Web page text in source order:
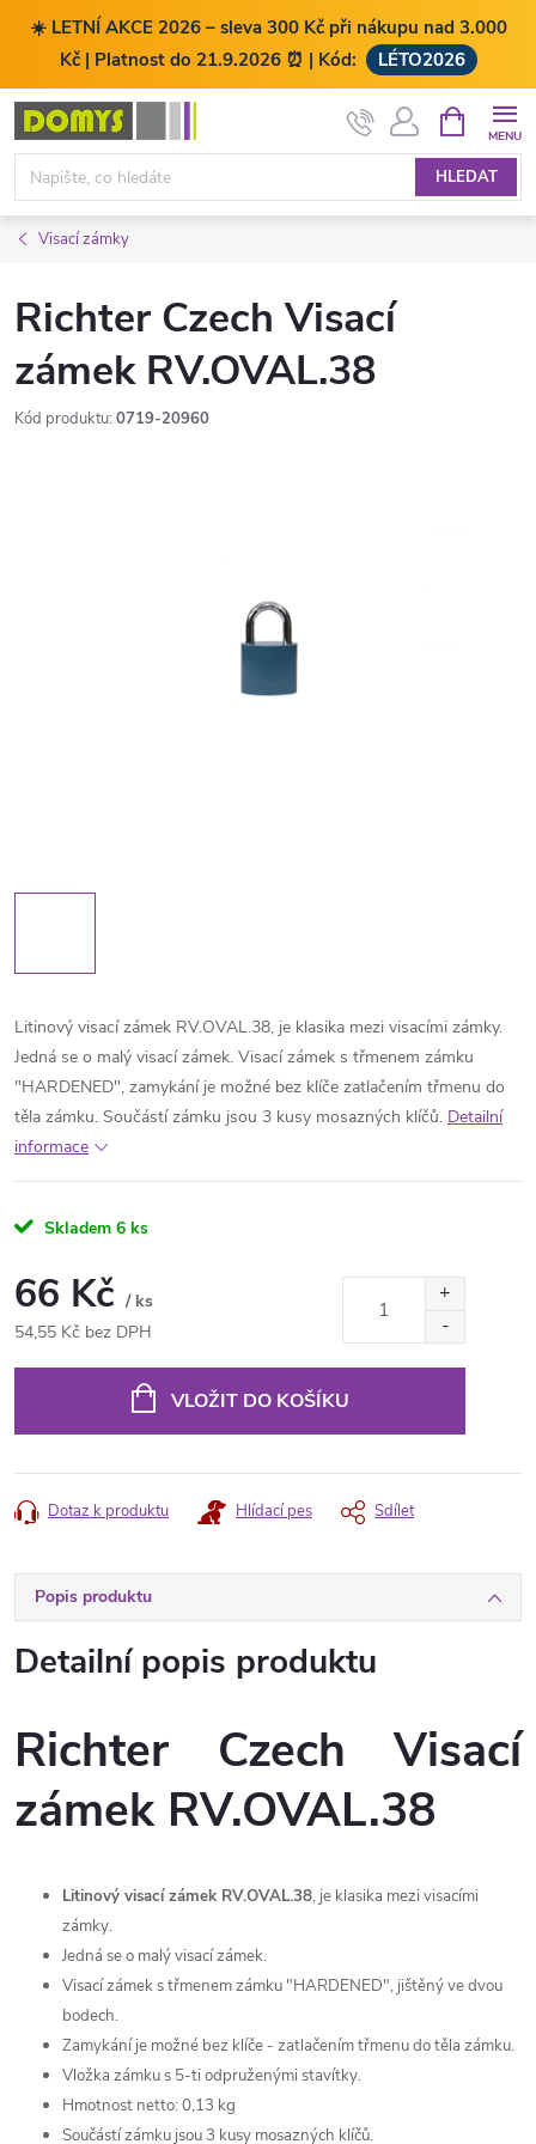
☀️ LETNÍ AKCE 2026 – sleva 300 Kč při nákupu nad 3.000
Kč | Platnost do 21.9.2026 ⏰ | Kód:
LÉTO2026
Přejít
obsah
HLEDAT
NÁKUPNÍ
KOŠÍK
Visací zámky
Richter Czech Visací
zámek RV.OVAL.38
Kód produktu: 0719-20960
Litinový visací zámek RV.OVAL.38, je klasika mezi visacími zámky.
Jedná se o malý visací zámek. Visací zámek s třmenem zámku
"HARDENED", zamykání je možné bez klíče zatlačením třmenu do
těla zámku. Součástí zámku jsou 3 kusy mosazných klíčů. Detailní
informace
Skladem 6 ks
66 Kč / ks
54,55 Kč bez DPH
VLOŽIT DO KOŠÍKU
Dotaz k produktu Hlídací pes Sdílet
Popis produktu
Detailní popis produktu
Richter Czech Visací
zámek RV.OVAL.38
Litinový visací zámek RV.OVAL.38, je klasika mezi visacími
zámky.
Jedná se o malý visací zámek.
Visací zámek s třmenem zámku "HARDENED", jištěný ve dvou
bodech.
Zamykání je možné bez klíče - zatlačením třmenu do těla zámku.
Vložka zámku s 5-ti odpruženými stavítky.
Hmotnost netto: 0,13 kg
Součástí zámku jsou 3 kusy mosazných klíčů.